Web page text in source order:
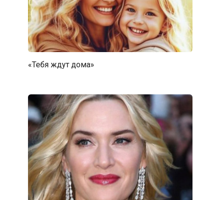
«Тебя ждут дома»